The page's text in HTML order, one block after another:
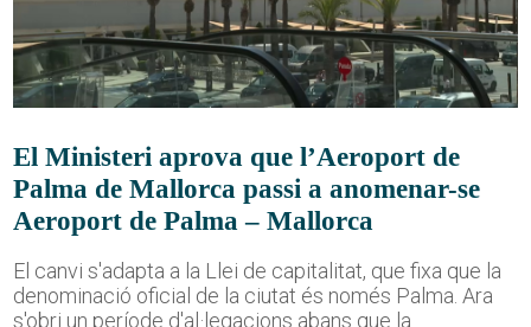
El Ministeri aprova que l’Aeroport de
Palma de Mallorca passi a anomenar-se
Aeroport de Palma – Mallorca
El canvi s'adapta a la Llei de capitalitat, que fixa que la
denominació oficial de la ciutat és només Palma. Ara
s'obri un període d'al·legacions abans que la